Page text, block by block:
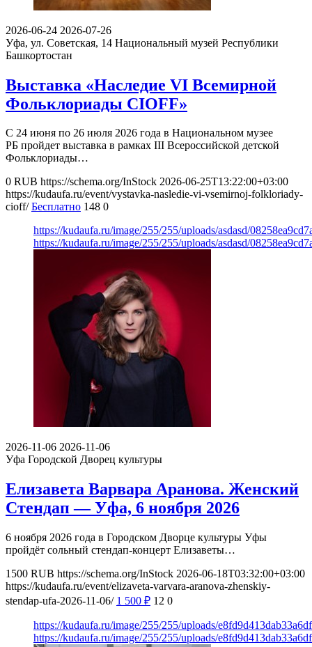
2026-06-24 2026-07-26
Уфа, ул. Советская, 14 Национальный музей Республики
Башкортостан
Выставка «Наследие VI Всемирной
Фольклориады CIOFF»
С 24 июня по 26 июля 2026 года в Национальном музее
РБ пройдет выставка в рамках III Всероссийской детской
Фольклориады…
0 RUB https://schema.org/InStock 2026-06-25T13:22:00+03:00
https://kudaufa.ru/event/vystavka-nasledie-vi-vsemirnoj-folkloriady-
cioff/ Бесплатно 148 0
https://kudaufa.ru/image/255/255/uploads/asdasd/
https://kudaufa.ru/image/255/255/uploads/asdasd/
2026-11-06 2026-11-06
Уфа Городской Дворец культуры
Елизавета Варвара Аранова. Женский
Стендап — Уфа, 6 ноября 2026
6 ноября 2026 года в Городском Дворце культуры Уфы
пройдёт сольный стендап-концерт Елизаветы…
1500 RUB https://schema.org/InStock 2026-06-18T03:32:00+03:00
https://kudaufa.ru/event/elizaveta-varvara-aranova-zhenskiy-
stendap-ufa-2026-11-06/ 1 500 ₽ 12 0
https://kudaufa.ru/image/255/255/uploads/
https://kudaufa.ru/image/255/255/uploads/